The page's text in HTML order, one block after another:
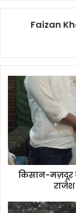
Faizan
किसान-मज़दूर
राजेश